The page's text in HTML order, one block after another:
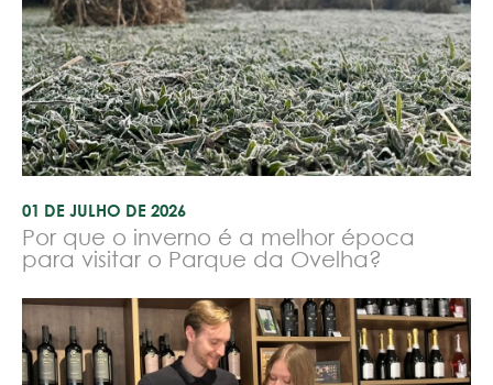
01 DE JULHO DE 2026
Por que o inverno é a melhor época
para visitar o Parque da Ovelha?